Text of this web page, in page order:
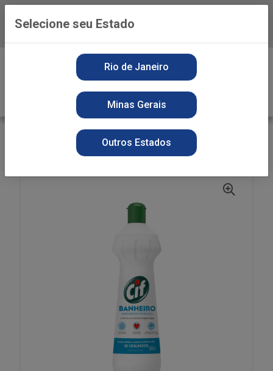
Baixe já o APP da Playvender
LIMPADOR
SECOS
LIMP CIF 500ML BANHEIRO S/CLORO HIGIENIZADOR
Selecione seu Estado
Rio de Janeiro
Minas Gerais
Outros Estados